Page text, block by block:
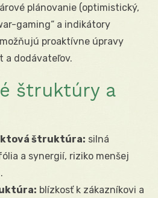
plánovanie (optimistický,
gaming“ a indikátory
proaktívne úpravy
a dodávateľov.
štruktúry a
štruktúra: silná
a synergií, riziko menšej
blízkosť k zákazníkovi a